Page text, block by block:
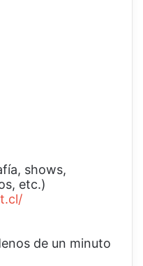
shows,
etc.)
de un minuto